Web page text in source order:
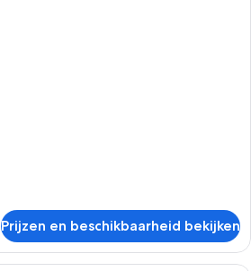
Prijzen en beschikbaarheid bekijken